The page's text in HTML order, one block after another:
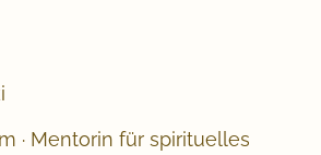
· Mentorin für spirituelles